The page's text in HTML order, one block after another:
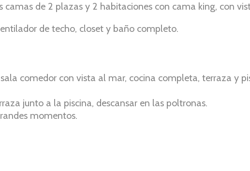
camas de 2 plazas y 2 habitaciones con cama king, con
de techo, closet y baño completo.
comedor con vista al mar, cocina completa, terraza y
junto a la piscina, descansar en las poltronas.
momentos.